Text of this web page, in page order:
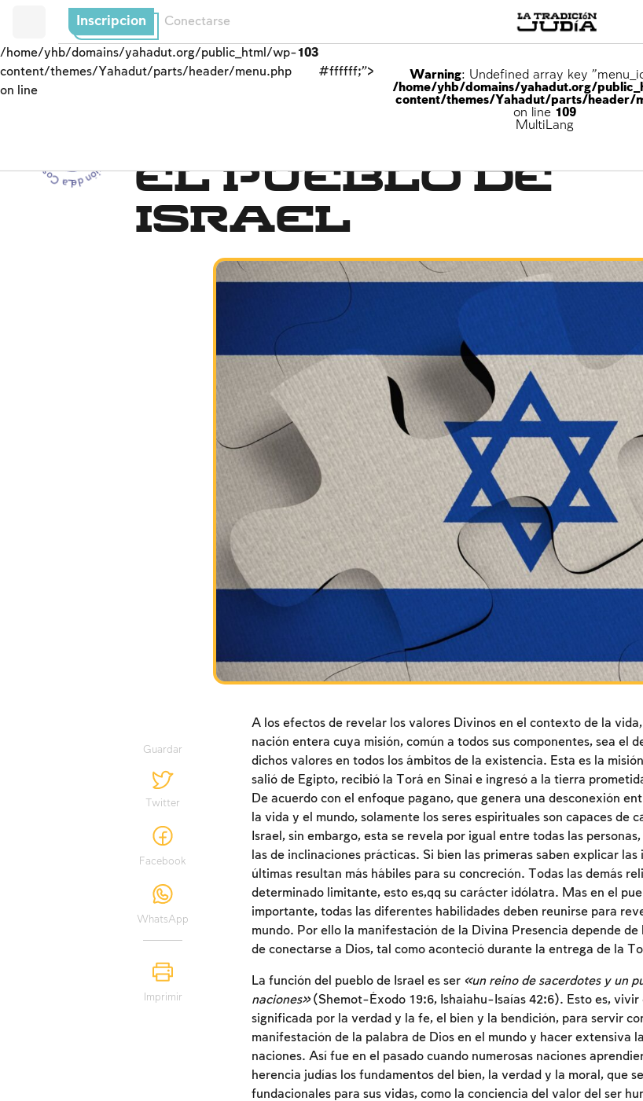
Inscripcion Conectarse
/home/yhb/domains/yahadut.org/public_html/wp-
content/themes/Yahadut/parts/header/menu.php
on line
103
#ffffff;">
Warning: Undefined array key
/home/yhb/domains/yahadut.org/
content/themes/Yahadut/parts/header/
on line 109
MultiLang
La Cosmovisión de Israel - La Cosmovisión de Israel -- El pueblo de
Israel
Guardar
Twitter
Facebook
WhatsApp
Imprimir
A los efectos de revelar los valores Divinos en el contexto de la
nación entera cuya misión, común a todos sus componentes, sea el
dichos valores en todos los ámbitos de la existencia. Esta es la
salió de Egipto, recibió la Torá en Sinai e ingresó a la tierra
De acuerdo con el enfoque pagano, que genera una desconexión
la vida y el mundo, solamente los seres espirituales son capaces de
Israel, sin embargo, esta se revela por igual entre todas las
las de inclinaciones prácticas. Si bien las primeras saben explicar las
últimas resultan más hábiles para su concreción. Todas las demás
determinado limitante, esto es,qq su carácter idólatra. Mas en el
importante, todas las diferentes habilidades deben reunirse para
mundo. Por ello la manifestación de la Divina Presencia depende de
de conectarse a Dios, tal como aconteció durante la entrega de la
La función del pueblo de Israel es ser «un reino de sacerdotes y un
naciones»(Shemot-Éxodo 19:6, Ishaiahu-Isaías 42:6). Esto es, vivir
significada por la verdad y la fe, el bien y la bendición, para servir
manifestación de la palabra de Dios en el mundo y hacer extensiva
naciones. Así fue en el pasado cuando numerosas naciones
herencia judías los fundamentos del bien, la verdad y la moral, que
fundacionales para sus vidas, como la conciencia del valor del ser
Inscripcion requerida
Para marcar lo estudiado debe conectarse a
cuenta o inscribirse.
Inscripcion Conectarse